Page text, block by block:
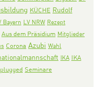
KÜCHE Rudolf
Bayern LV NRW Rezept
Aus dem Präsidium Mitglieder
Corona Azubi Wahl
IKA IKA
Seminare